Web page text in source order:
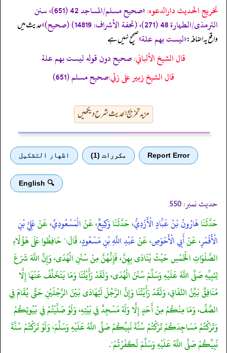
تخریج الحدیث دارالدعوہ:
«‏‏‏‏صحیح مسلم/المساجد 42 (651)، سنن
الترمذی/الطہارة 48 (271)، (تحفة الأشراف: 14819) (صحیح)»
‏‏‏‏ حدیث میں
واقع یہ اضافہ:«ليست بهم علة»صحیح نہیں ہے
قال الشيخ الألباني:صحيح دون قوله ليست بهم علة
قال الشيخ زبير على زئي:صحيح مسلم (651)
مزید تخریج الحدیث شرح دیکھیں
Report Error مكررات (1) اظهار التشكيل
🔍 English
حدیث نمبر: 550
حَدَّثَنَاهَارُونُ بْنُ عَبَّادٍ الْأَزْدِيُّ، حَدَّثَنَاوَكِيعٌ، عَنْالْمَسْعُودِيِّ، عَنْعَلِيِّ بْنِ
الْأَقْمَرِ، عَنْأَبِي الْأَحْوَصِ، عَنْعَبْدِ اللَّهِ بْنِ مَسْعُودٍ، قَالَ:" حَافِظُوا عَلَى هَؤُلَاءِ
الصَّلَوَاتِ الْخَمْسِ حَيْثُ يُنَادَى بِهِنَّ، فَإِنَّهُنَّ مِنْ سُنَنِ الْهُدَى، وَإِنَّ اللَّهَ شَرَعَ
لِنَبِيِّهِ صَلَّى اللَّهُ عَلَيْهِ وَسَلَّمَ سُنَنَ الْهُدَى، وَلَقَدْ رَأَيْتُنَا وَمَا يَتَخَلَّفُ عَنْهَا إِلَّا
مُنَافِقٌ بَيِّنُ النِّفَاقِ، وَلَقَدْ رَأَيْتُنَا وَإِنَّ الرَّجُلَ لَيُهَادَى بَيْنَ الرَّجُلَيْنِ حَتَّى يُقَامَ فِي
الصَّفِّ، وَمَا مِنْكُمْ مِنْ أَحَدٍ إِلَّا وَلَهُ مَسْجِدٌ فِي بَيْتِهِ، وَلَوْ صَلَّيْتُمْ فِي بُيُوتِكُمْ
وَتَرَكْتُمْ مَسَاجِدَكُمْ تَرَكْتُمْ سُنَّةَ نَبِيِّكُمْ صَلَّى اللَّهُ عَلَيْهِ وَسَلَّمَ، وَلَوْ تَرَكْتُمْ سُنَّةَ
نَبِيِّكُمْ صَلَّى اللَّهُ عَلَيْهِ وَسَلَّمَ لَكَفَرْتُمْ".